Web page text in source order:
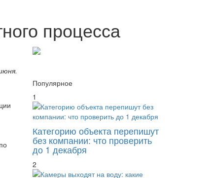
процесса
Популярное
1
Категорию объекта перепишут
без компании: что проверить
до 1 декабря
2